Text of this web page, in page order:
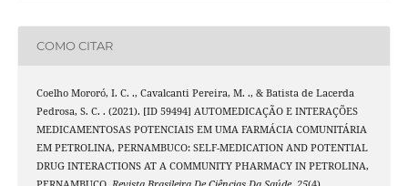
COMO CITAR
Coelho Mororó, I. C. ., Cavalcanti Pereira, M. ., & Batista de Lacerda
Pedrosa, S. C. . (2021). [ID 59494] AUTOMEDICAÇÃO E INTERAÇÕES
MEDICAMENTOSAS POTENCIAIS EM UMA FARMÁCIA COMUNITÁRIA
EM PETROLINA, PERNAMBUCO: SELF-MEDICATION AND POTENTIAL
DRUG INTERACTIONS AT A COMMUNITY PHARMACY IN PETROLINA,